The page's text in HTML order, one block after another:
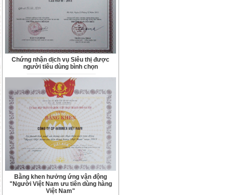
Chứng nhận dịch vụ Siêu thị được
người tiêu dùng bình chọn
Bằng khen hưởng ứng vận động
"Người Việt Nam ưu tiên dùng hàng
Việt Nam"